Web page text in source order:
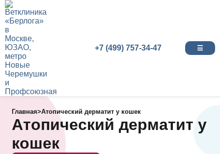
+7 (499) 757-34-47 ☰
Главная>Атопический дерматит у кошек
Атопический дерматит у
кошек